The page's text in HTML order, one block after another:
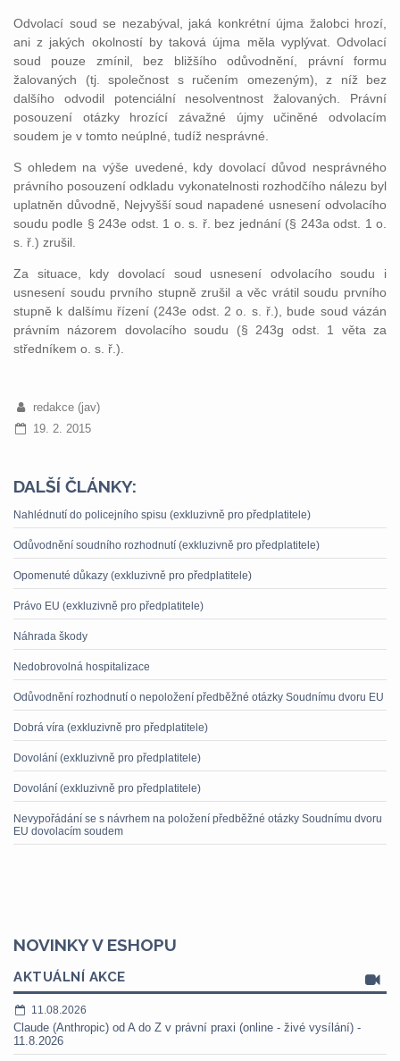
Odvolací soud se nezabýval, jaká konkrétní újma žalobci hrozí,
ani z jakých okolností by taková újma měla vyplývat. Odvolací
soud pouze zmínil, bez bližšího odůvodnění, právní formu
žalovaných (tj. společnost s ručením omezeným), z níž bez
dalšího odvodil potenciální nesolventnost žalovaných. Právní
posouzení otázky hrozící závažné újmy učiněné odvolacím
soudem je v tomto neúplné, tudíž nesprávné.
S ohledem na výše uvedené, kdy dovolací důvod nesprávného
právního posouzení odkladu vykonatelnosti rozhodčího nálezu byl
uplatněn důvodně, Nejvyšší soud napadené usnesení odvolacího
soudu podle § 243e odst. 1 o. s. ř. bez jednání (§ 243a odst. 1 o.
s. ř.) zrušil.
Za situace, kdy dovolací soud usnesení odvolacího soudu i
usnesení soudu prvního stupně zrušil a věc vrátil soudu prvního
stupně k dalšímu řízení (243e odst. 2 o. s. ř.), bude soud vázán
právním názorem dovolacího soudu (§ 243g odst. 1 věta za
středníkem o. s. ř.).
redakce (jav)
19. 2. 2015
DALŠÍ ČLÁNKY:
Nahlédnutí do policejního spisu (exkluzivně pro předplatitele)
Odůvodnění soudního rozhodnutí (exkluzivně pro předplatitele)
Opomenuté důkazy (exkluzivně pro předplatitele)
Právo EU (exkluzivně pro předplatitele)
Náhrada škody
Nedobrovolná hospitalizace
Odůvodnění rozhodnutí o nepoložení předběžné otázky Soudnímu dvoru EU
Dobrá víra (exkluzivně pro předplatitele)
Dovolání (exkluzivně pro předplatitele)
Dovolání (exkluzivně pro předplatitele)
Nevypořádání se s návrhem na položení předběžné otázky Soudnímu dvoru
EU dovolacím soudem
NOVINKY V ESHOPU
AKTUÁLNÍ AKCE
11.08.2026
Claude (Anthropic) od A do Z v právní praxi (online - živé vysílání) -
11.8.2026